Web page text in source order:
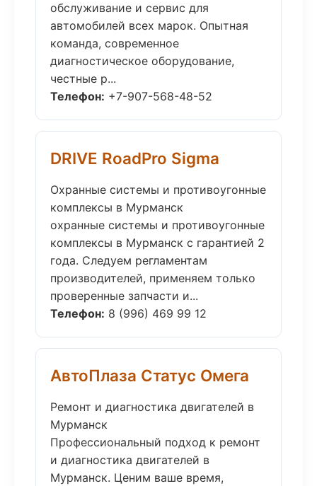
обслуживание и сервис для
автомобилей всех марок. Опытная
команда, современное
диагностическое оборудование,
честные р...
Телефон: +7-907-568-48-52
DRIVE RoadPro Sigma
Охранные системы и противоугонные
комплексы в Мурманск
охранные системы и противоугонные
комплексы в Мурманск с гарантией 2
года. Следуем регламентам
производителей, применяем только
проверенные запчасти и...
Телефон: 8 (996) 469 99 12
АвтоПлаза Статус Омега
Ремонт и диагностика двигателей в
Мурманск
Профессиональный подход к ремонт
и диагностика двигателей в
Мурманск. Ценим ваше время,